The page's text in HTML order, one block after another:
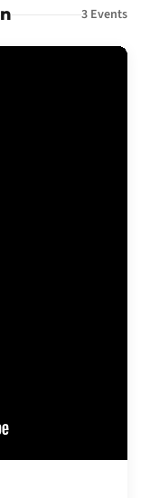
3 Events